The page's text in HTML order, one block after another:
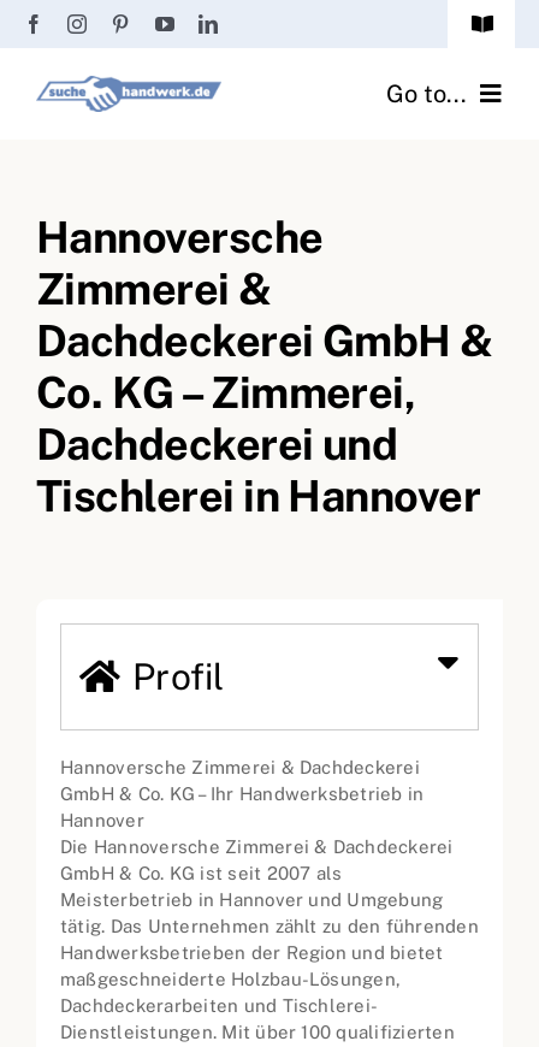
Zum
springen
Toggle
Passwort vergessen? Go to...
Fliesenrechner
Handwerker Ratgeber
Wir über uns
Hannoversche
Zimmerei &
Dachdeckerei GmbH &
Co. KG – Zimmerei,
Dachdeckerei und
Tischlerei in Hannover
Profil
Hannoversche Zimmerei & Dachdeckerei
GmbH & Co. KG – Ihr Handwerksbetrieb in
Hannover
Die Hannoversche Zimmerei & Dachdeckerei
GmbH & Co. KG ist seit 2007 als
Meisterbetrieb in Hannover und Umgebung
tätig. Das Unternehmen zählt zu den führenden
Handwerksbetrieben der Region und bietet
maßgeschneiderte Holzbau-Lösungen,
Dachdeckerarbeiten und Tischlerei-
Dienstleistungen. Mit über 100 qualifizierten